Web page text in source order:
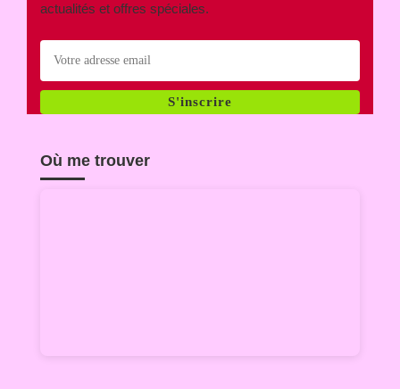
Où me trouver
actualités et offres spéciales.
S'inscrire